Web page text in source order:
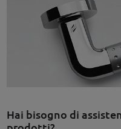
Hai bisogno di